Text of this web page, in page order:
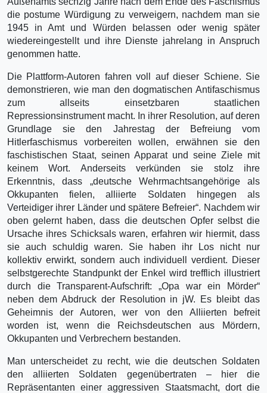
die postume Würdigung zu verweigern, nachdem man sie
1945 in Amt und Würden belassen oder wenig später
wiedereingestellt und ihre Dienste jahrelang in Anspruch
genommen hatte.
Die Plattform-Autoren fahren voll auf dieser Schiene. Sie
demonstrieren, wie man den dogmatischen Antifaschismus
zum allseits einsetzbaren staatlichen
Repressionsinstrument macht. In ihrer Resolution, auf deren
Grundlage sie den Jahrestag der Befreiung vom
Hitlerfaschismus vorbereiten wollen, erwähnen sie den
faschistischen Staat, seinen Apparat und seine Ziele mit
keinem Wort. Anderseits verkünden sie stolz ihre
Erkenntnis, dass „deutsche Wehrmachtsangehörige als
Okkupanten fielen, alliierte Soldaten hingegen als
Verteidiger ihrer Länder und spätere Befreier“. Nachdem wir
oben gelernt haben, dass die deutschen Opfer selbst die
Ursache ihres Schicksals waren, erfahren wir hiermit, dass
sie auch schuldig waren. Sie haben ihr Los nicht nur
kollektiv erwirkt, sondern auch individuell verdient. Dieser
selbstgerechte Standpunkt der Enkel wird trefflich illustriert
durch die Transparent-Aufschrift: „Opa war ein Mörder“
neben dem Abdruck der Resolution in jW. Es bleibt das
Geheimnis der Autoren, wer von den Alliierten befreit
worden ist, wenn die Reichsdeutschen aus Mördern,
Okkupanten und Verbrechern bestanden.
Man unterscheidet zu recht, wie die deutschen Soldaten
den alliierten Soldaten gegenübertraten – hier die
Repräsentanten einer aggressiven Staatsmacht, dort die